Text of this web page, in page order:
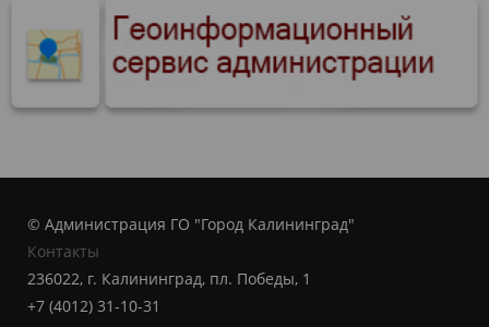
© Администрация ГО "Город Калининград"
Контакты
236022, г. Калининград, пл. Победы, 1
+7 (4012) 31-10-31